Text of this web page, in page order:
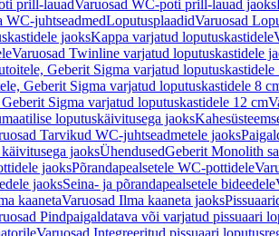
prill-lauadVaruosad WC-poti prill-lauad jaoks
WC-juhtseadmedLoputusplaadidVaruosad
jaoksKappa varjatud loputuskastidele
Varuosad Twinline varjatud loputuskastidele
Geberit Sigma varjatud loputuskastidele
Geberit Sigma varjatud loputuskastidele 8
Sigma varjatud loputuskastidele 12 cm
loputuskäivitusega jaoks
Tarvikud WC-juhtseadmetele jaoks
jaoksÜhendusedGeberit Monolith
jaoksPõrandapealsetele WC-pottidele
jaoksSeina- ja põrandapealsetele bideedele
kaanetaVaruosad Ilma kaaneta jaoks
Pindpaigaldatava või varjatud pissuaari
Varuosad Integreeritud pissuaari